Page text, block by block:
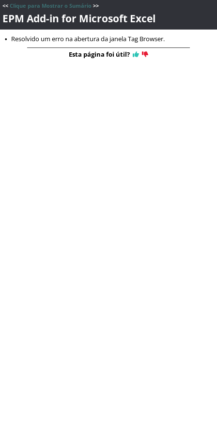
<< Clique para Mostrar o Sumário >>
EPM Add-in for Microsoft Excel
•
Resolvido um erro na abertura da janela Tag Browser.
Esta página foi útil?